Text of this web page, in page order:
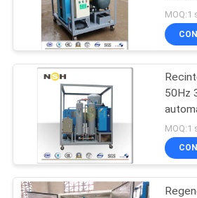
aceite
Purificador
aceite de la
aire
MOQ:1
50Hz
seco
MOQ:1